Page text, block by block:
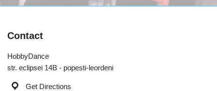
Contact
HobbyDance
str. eclipsei 14B - popesti-leordeni
Get Directions